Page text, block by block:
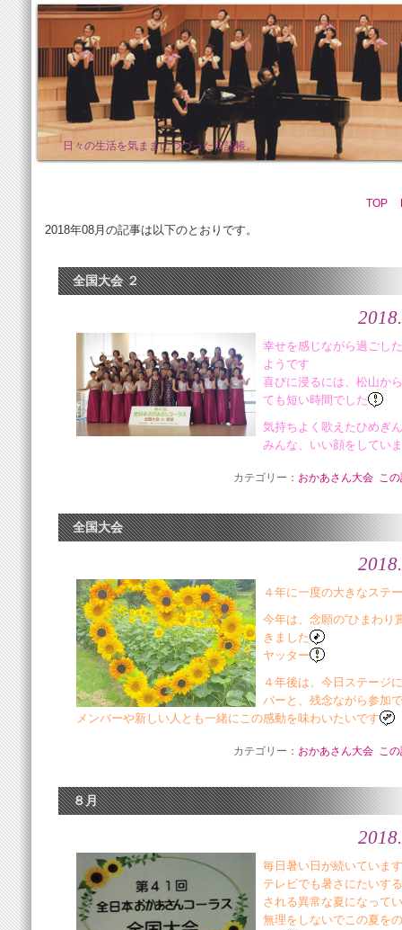
日々の生活を気ままにつづった日記帳。
TOP
2018年08月の記事は以下のとおりです。
全国大会 ２
幸せを感じながら過ごし
ようです
喜びに浸るには、松山か
ても短い時間でした
気持ちよく歌えたひめぎ
みんな、いい顔をしてい
カテゴリー： おかあさん大会 こ
全国大会
４年に一度の大きなステ
今年は、念願の“ひまわり
きました
ヤッター
４年後は、今日ステージ
バーと、残念ながら参加
メンバーや新しい人とも一緒にこの感動を味わいたいです
カテゴリー： おかあさん大会 こ
８月
毎日暑い日が続いています
テレビでも暑さにたいす
される異常な夏になって
無理をしないでこの夏を